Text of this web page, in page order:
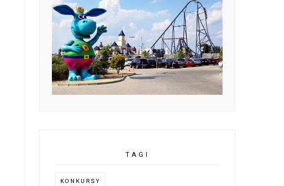
TAGI
KONKURSY